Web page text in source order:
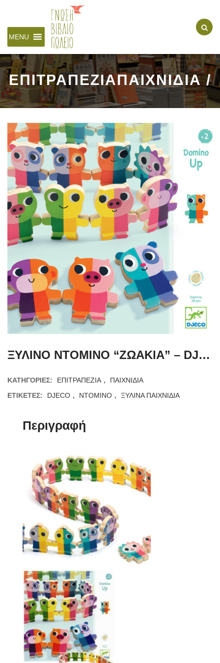
MENU
ΕΠΙΤΡΑΠΕΖΙΑΠΑΙΧΝΙΔΙΑ /
ΞΥΛΙΝΟ ΝΤΟΜΙΝΟ “ΖΩΑΚΙΑ” – DJECO
ΚΑΤΗΓΟΡΊΕΣ: ΕΠΙΤΡΑΠΕΖΙΑ ,
ΠΑΙΧΝΙΔΙΑ
ΕΤΙΚΈΤΕΣ:
DJECO , ΝΤΟΜΙΝΟ , ΞΥΛΙΝΑ ΠΑΙΧΝΙΔΙΑ
Περιγραφή